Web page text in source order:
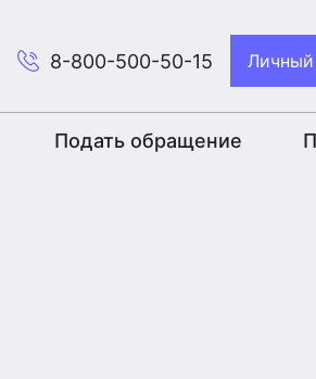
8-800-500-50-15 Личный
Подать обращение